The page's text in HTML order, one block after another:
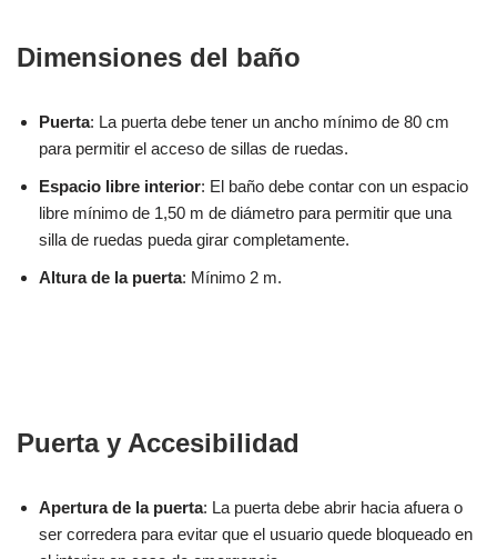
Dimensiones del baño
Puerta: La puerta debe tener un ancho mínimo de 80 cm
para permitir el acceso de sillas de ruedas.
Espacio libre interior: El baño debe contar con un espacio
libre mínimo de 1,50 m de diámetro para permitir que una
silla de ruedas pueda girar completamente.
Altura de la puerta: Mínimo 2 m.
Puerta y Accesibilidad
Apertura de la puerta: La puerta debe abrir hacia afuera o
ser corredera para evitar que el usuario quede bloqueado en